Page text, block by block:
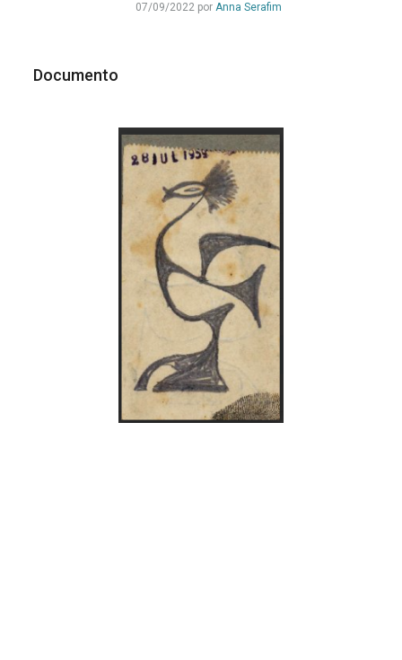
07/09/2022 por Anna Serafim
Documento